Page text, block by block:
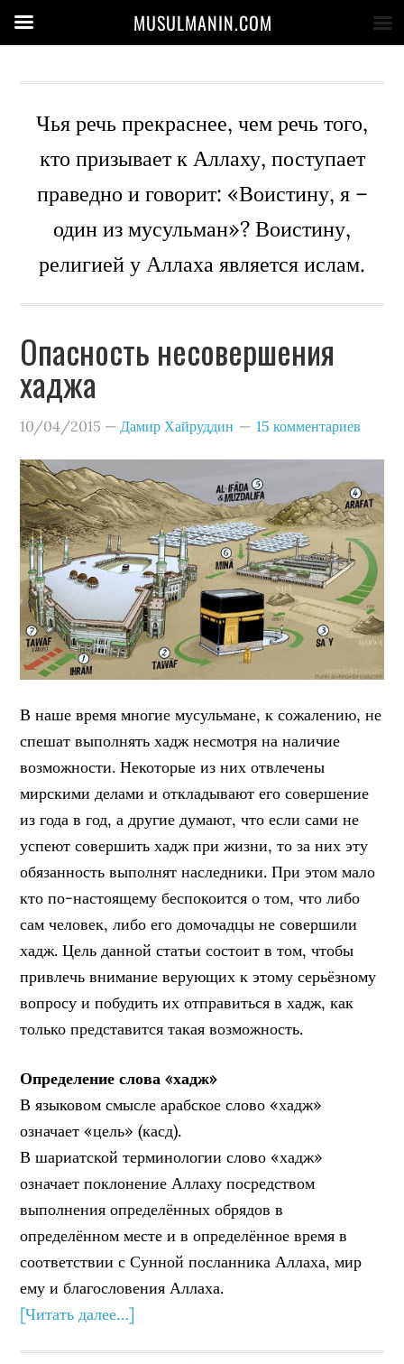
Чья речь прекраснее, чем речь того,
кто призывает к Аллаху, поступает
праведно и говорит: «Воистину, я –
один из мусульман»? Воистину,
религией у Аллаха является ислам.
Опасность несовершения
хаджа
10/04/2015 —Дамир Хайруддин 15 комментариев
В наше время многие мусульмане, к сожалению, не
спешат выполнять хадж несмотря на наличие
возможности. Некоторые из них отвлечены
мирскими делами и откладывают его совершение
из года в год, а другие думают, что если сами не
успеют совершить хадж при жизни, то за них эту
обязанность выполнят наследники. При этом мало
кто по-настоящему беспокоится о том, что либо
сам человек, либо его домочадцы не совершили
хадж. Цель данной статьи состоит в том, чтобы
привлечь внимание верующих к этому серьёзному
вопросу и побудить их отправиться в хадж, как
только представится такая возможность.
Определение слова «хадж»
В языковом смысле арабское слово «хадж»
означает «цель» (касд).
В шариатской терминологии слово «хадж»
означает поклонение Аллаху посредством
выполнения определённых обрядов в
определённом месте и в определённое время в
соответствии с Сунной посланника Аллаха, мир
ему и благословения Аллаха.
[Читать далее…]
MUSULMANIN.COM